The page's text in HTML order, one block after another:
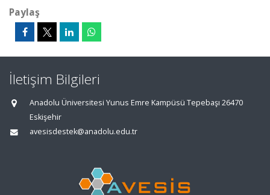
Paylaş
İletişim Bilgileri
Anadolu Üniversitesi Yunus Emre Kampüsü Tepebaşı 26470
Eskişehir
avesisdestek@anadolu.edu.tr